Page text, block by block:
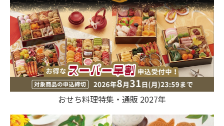
おせち料理特集・通販 2027年